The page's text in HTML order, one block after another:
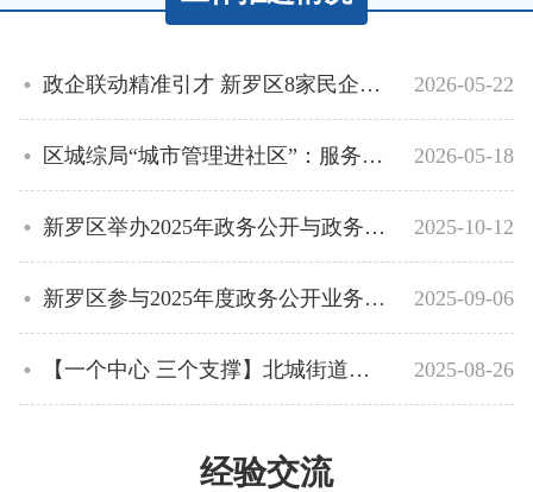
2026-05-22
政企联动精准引才 新罗区8家民企走进高校专...
2026-05-18
区城综局“城市管理进社区”：服务前移一小...
2025-10-12
新罗区举办2025年政务公开与政务信息工作业...
2025-09-06
新罗区参与2025年度政务公开业务培训
2025-08-26
【一个中心 三个支撑】北城街道开展寄递行...
经验交流